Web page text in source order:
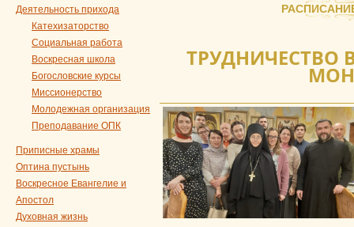
Деятельность прихода
Катехизаторство
Социальная работа
Воскресная школа
Богословские курсы
Миссионерство
Молодежная организация
Преподавание ОПК
Приписные храмы
Оптина пустынь
Воскресное Евангелие и
Апостол
Духовная жизнь
ТРУДНИЧЕСТВО